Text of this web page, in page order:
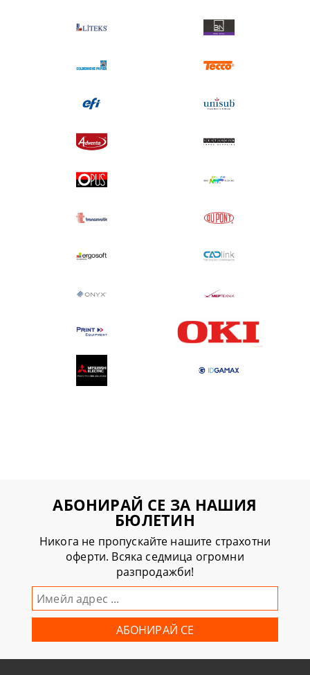
АБОНИРАЙ СЕ ЗА НАШИЯ
БЮЛЕТИН
Никога не пропускайте нашите страхотни
оферти. Всяка седмица огромни
разпродажби!